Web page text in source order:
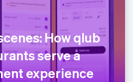
How qlub
serve a
experience